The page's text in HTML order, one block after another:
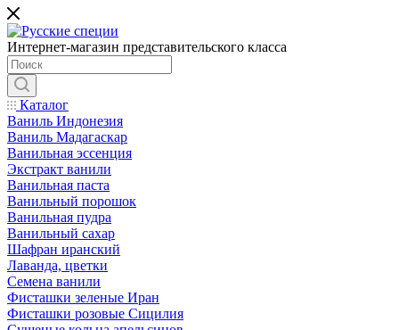
Интернет-магазин представительского класса
Каталог
Ваниль Индонезия
Ваниль Мадагаскар
Ванильная эссенция
Экстракт ванили
Ванильная паста
Ванильный порошок
Ванильная пудра
Ванильный сахар
Шафран иранский
Лаванда, цветки
Семена ванили
Фисташки зеленые Иран
Фисташки розовые Сицилия